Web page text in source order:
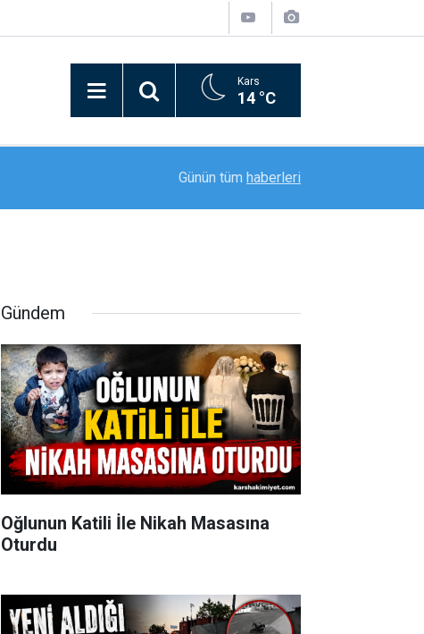
Kars
14 °C
Bitlis’in kurtuluşunun 110. yılı coşkusu kortej
Günün tüm haberleri
Gündem
Oğlunun Katili İle Nikah Masasına
Oturdu